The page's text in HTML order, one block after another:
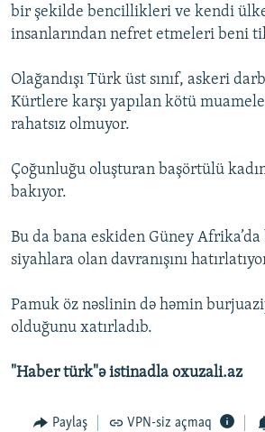
bir şekilde bencillikleri ve kendi
insanlarından nefret etmeleri beni
Olağandışı Türk üst sınıf, askeri
Kürtlere karşı yapılan kötü
rahatsız olmuyor.
Çoğunluğu oluşturan başörtülü
bakıyor.
Bu da bana eskiden Güney Afrika’da
siyahlara olan davranışını
Pamuk öz nəslinin də həmin
olduğunu xatırladıb.
"Haber türk"ə istinadla oxuzali.az
Paylaş VPN-siz açmaq